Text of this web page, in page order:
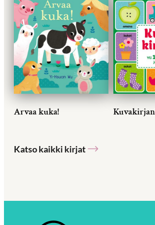
Arvaa kuka!
Katso kaikki kirjat